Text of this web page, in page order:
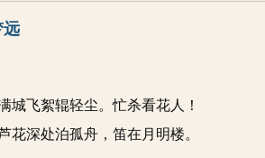
远
城飞絮辊轻尘。忙杀看花人！
花深处泊孤舟，笛在月明楼。